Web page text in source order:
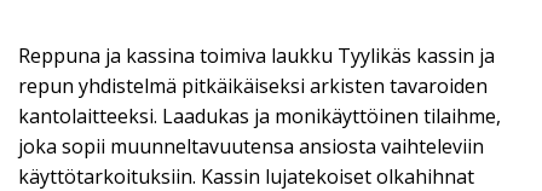
Reppuna ja kassina toimiva laukku Tyylikäs kassin ja
repun yhdistelmä pitkäikäiseksi arkisten tavaroiden
kantolaitteeksi. Laadukas ja monikäyttöinen tilaihme,
joka sopii muunneltavuutensa ansiosta vaihteleviin
käyttötarkoituksiin. Kassin lujatekoiset olkahihnat